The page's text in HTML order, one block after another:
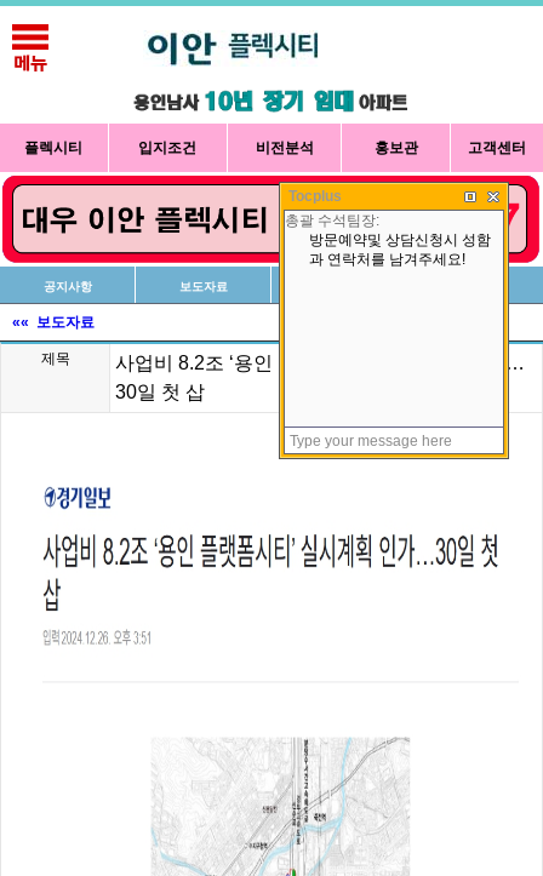
플렉시티 입지조건 비전분석 홍보관 고객센터
공지사항 보도자료
«« 보도자료
제목
사업비 8.2조 ‘용인 플랫폼시티’ 실시계획 인가…
30일 첫 삽
Tocplus